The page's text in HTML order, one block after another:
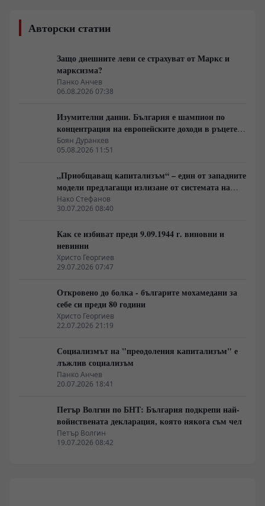
Авторски статии
Защо днешните леви се страхуват от Маркс и
марксизма?
Панко Анчев
06.08.2026 07:38
Изумителни данни. България е шампион по
концентрация на европейските доходи в ръцете
на най-богатия 1%, надминава и САЩ
Боян Дуранкев
05.08.2026 11:51
„Приобщаващ капитализъм“ – един от западните
модели предлагащи излизане от системата на
неолиберализма
Нако Стефанов
30.07.2026 08:40
Как се избиват преди 9.09.1944 г. виновни и
невинни
Христо Георгиев
29.07.2026 07:47
Откровено до болка - българите мохамедани за
себе си преди 80 години
Христо Георгиев
22.07.2026 21:19
Социализмът на "преодоления капитализъм" е
лъжлив социализъм
Панко Анчев
20.07.2026 18:41
Петър Волгин по БНТ: България подкрепи най-
войнствената декларация, която някога съм чел
Петър Волгин
19.07.2026 08:42